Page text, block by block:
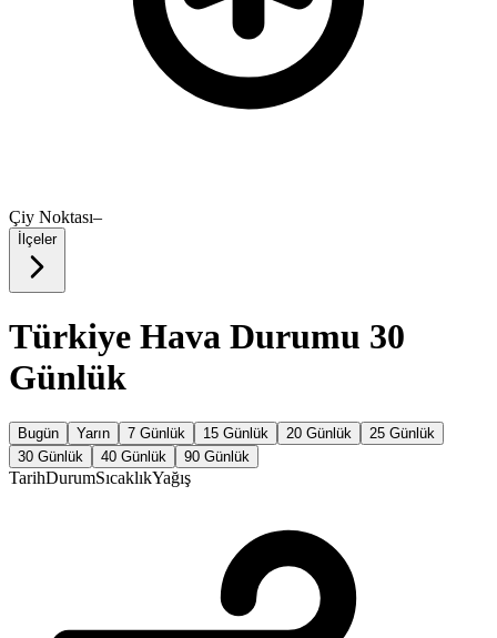
Çiy Noktası–
İlçeler
Türkiye Hava Durumu 30
Günlük
Bugün Yarın 7 Günlük 15 Günlük 20 Günlük
25 Günlük
30 Günlük
40 Günlük 90 Günlük
TarihDurumSıcaklıkYağış